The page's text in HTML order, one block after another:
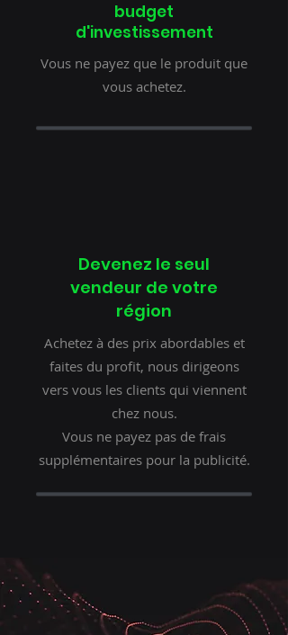
budget
d'investissement
Vous ne payez que le produit que
vous achetez.
Devenez le seul
vendeur de votre
région
Achetez à des prix abordables et
faites du profit, nous dirigeons
vers vous les clients qui viennent
chez nous.
Vous ne payez pas de frais
supplémentaires pour la publicité.